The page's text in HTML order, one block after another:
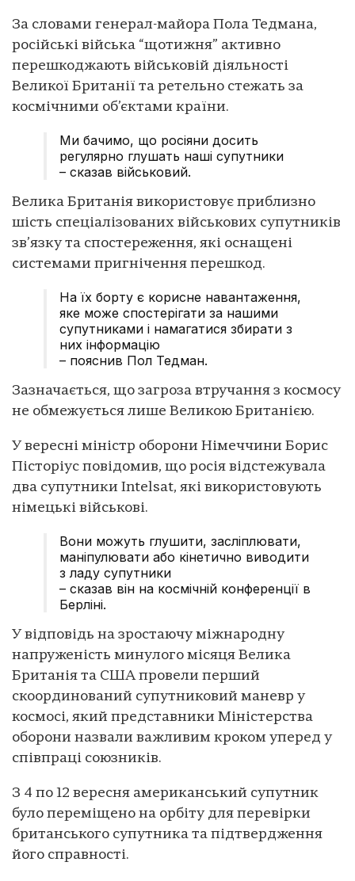
За словами генерал-майора Пола Тедмана,
російські війська “щотижня” активно
перешкоджають військовій діяльності
Великої Британії та ретельно стежать за
космічними об’єктами країни.
Ми бачимо, що росіяни досить
регулярно глушать наші супутники
– сказав військовий.
Велика Британія використовує приблизно
шість спеціалізованих військових супутників
зв’язку та спостереження, які оснащені
системами пригнічення перешкод.
На їх борту є корисне навантаження,
яке може спостерігати за нашими
супутниками і намагатися збирати з
них інформацію
– пояснив Пол Тедман.
Зазначається, що загроза втручання з космосу
не обмежується лише Великою Британією.
У вересні міністр оборони Німеччини Борис
Пісторіус повідомив, що росія відстежувала
два супутники Intelsat, які використовують
німецькі військові.
Вони можуть глушити, засліплювати,
маніпулювати або кінетично виводити
з ладу супутники
– сказав він на космічній конференції в
Берліні.
У відповідь на зростаючу міжнародну
напруженість минулого місяця Велика
Британія та США провели перший
скоординований супутниковий маневр у
космосі, який представники Міністерства
оборони назвали важливим кроком уперед у
співпраці союзників.
З 4 по 12 вересня американський супутник
було переміщено на орбіту для перевірки
британського супутника та підтвердження
його справності.